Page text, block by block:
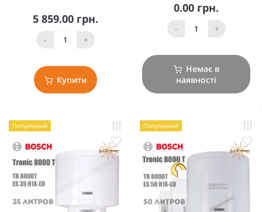
5 859.00 грн.
- +
Купити
0.00 грн.
- +
Немає в
наявності
Популярний Популярний